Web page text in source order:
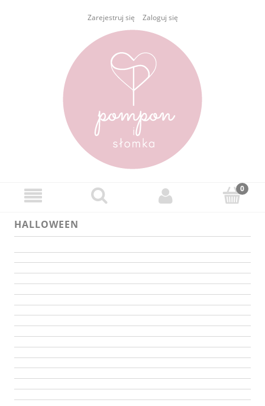
Zarejestruj się Zaloguj się
HALLOWEEN